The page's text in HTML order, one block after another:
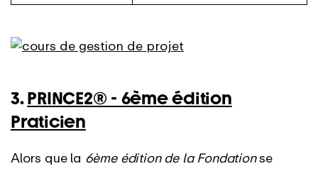
3.PRINCE2® - 6ème édition
Praticien
Alors que la 6ème édition de la Fondationse